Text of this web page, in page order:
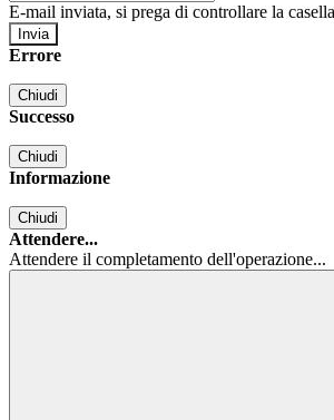
E-mail inviata, si prega di controllare la
Errore
Chiudi
Successo
Chiudi
Informazione
Chiudi
Attendere...
Attendere il completamento dell'operazione...